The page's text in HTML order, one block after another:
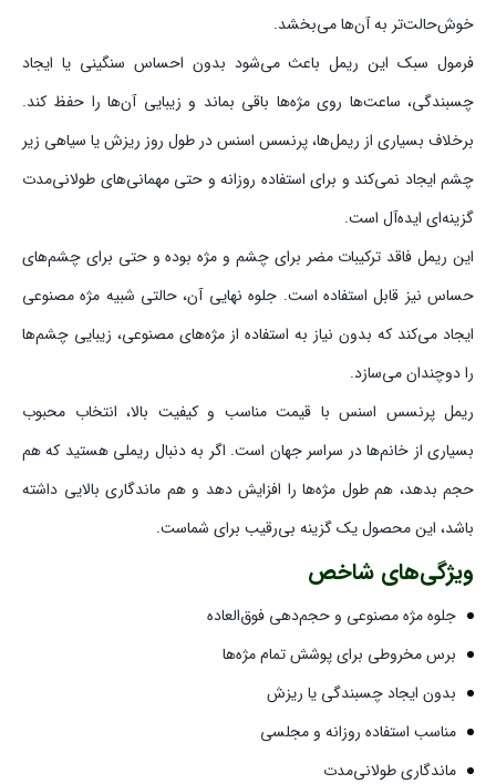
خوش‌حالت‌تر به آن‌ها می‌بخشد.
فرمول سبک این ریمل باعث می‌شود بدون احساس سنگینی یا ایجاد
چسبندگی، ساعت‌ها روی مژه‌ها باقی بماند و زیبایی آن‌ها را حفظ کند.
برخلاف بسیاری از ریمل‌ها، پرنسس اسنس در طول روز ریزش یا سیاهی زیر
چشم ایجاد نمی‌کند و برای استفاده روزانه و حتی مهمانی‌های طولانی‌مدت
گزینه‌ای ایده‌آل است.
این ریمل فاقد ترکیبات مضر برای چشم و مژه بوده و حتی برای چشم‌های
حساس نیز قابل استفاده است. جلوه نهایی آن، حالتی شبیه مژه مصنوعی
ایجاد می‌کند که بدون نیاز به استفاده از مژه‌های مصنوعی، زیبایی چشم‌ها
را دوچندان می‌سازد.
ریمل پرنسس اسنس با قیمت مناسب و کیفیت بالا، انتخاب محبوب
بسیاری از خانم‌ها در سراسر جهان است. اگر به دنبال ریملی هستید که هم
حجم بدهد، هم طول مژه‌ها را افزایش دهد و هم ماندگاری بالایی داشته
باشد، این محصول یک گزینه بی‌رقیب برای شماست.
ویژگی‌های شاخص
جلوه مژه مصنوعی و حجم‌دهی فوق‌العاده
برس مخروطی برای پوشش تمام مژه‌ها
بدون ایجاد چسبندگی یا ریزش
مناسب استفاده روزانه و مجلسی
ماندگاری طولانی‌مدت